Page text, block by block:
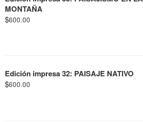
MONTAÑA
$600.00
Edición impresa 32: PAISAJE NATIVO
$600.00